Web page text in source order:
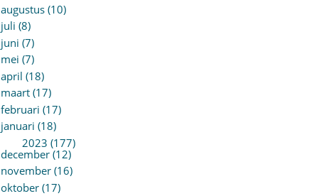
augustus (10)
juli (8)
juni (7)
mei (7)
april (18)
maart (17)
februari (17)
januari (18)
2023 (177)
december (12)
november (16)
oktober (17)